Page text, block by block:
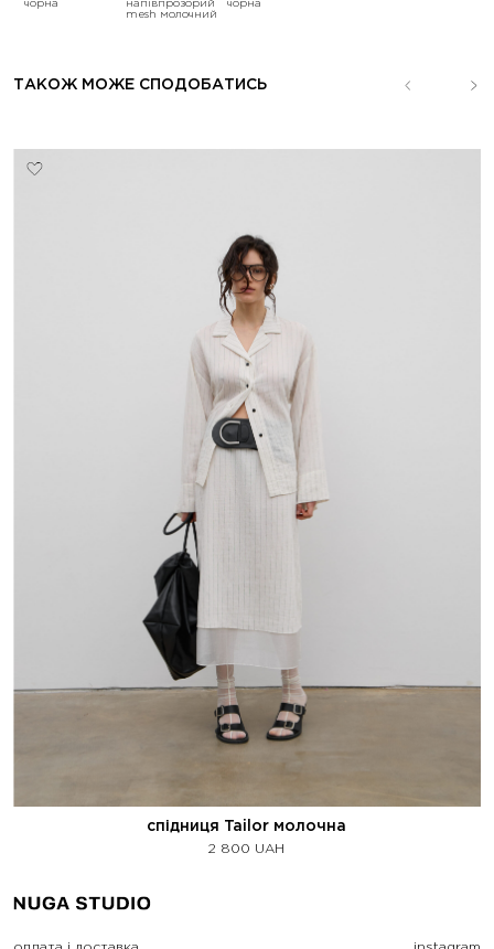
чорна
напівпрозорий
mesh молочний
чорна
ТАКОЖ МОЖЕ СПОДОБАТИСЬ
спідниця Tailor молочна
2 800 UAH